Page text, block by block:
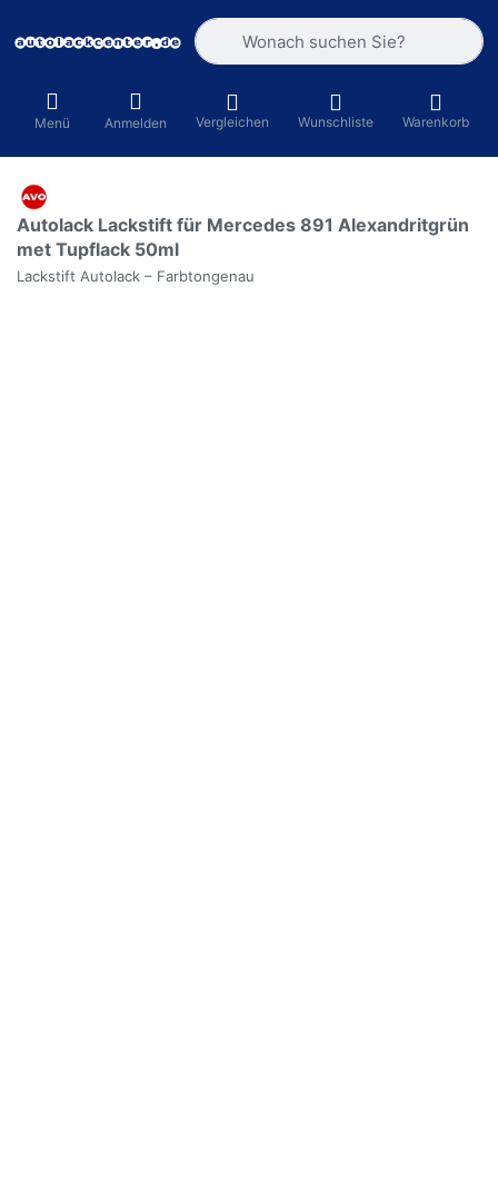
Geben Sie einen Suchbegriff ein.
Menü Anmelden Vergleichen Wunschliste Warenkorb
Autolack Lackstift für Mercedes 891 Alexandritgrün
met Tupflack 50ml
Lackstift Autolack – Farbtongenau